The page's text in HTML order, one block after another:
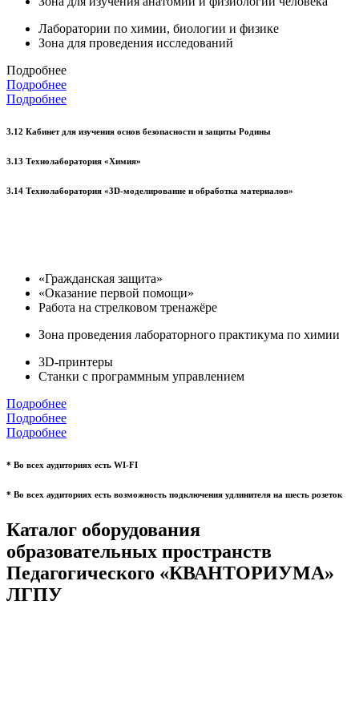
Лаборатории по химии, биологии и физике
Зона для проведения исследований
Подробнее
Подробнее
Подробнее
3.12 Кабинет для изучения основ безопасности и защиты Родины
3.13 Технолаборатория «Химия»
3.14 Технолаборатория «3D-моделирование и обработка материалов»
«Гражданская защита»
«Оказание первой помощи»
Работа на стрелковом тренажёре
Зона проведения лабораторного практикума по химии
3D-принтеры
Станки с программным управлением
Подробнее
Подробнее
Подробнее
* Во всех аудиториях есть WI-FI
* Во всех аудиториях есть возможность подключения удлинителя на шесть розеток
Каталог оборудования
образовательных пространств
Педагогического «КВАНТОРИУМА»
ЛГПУ